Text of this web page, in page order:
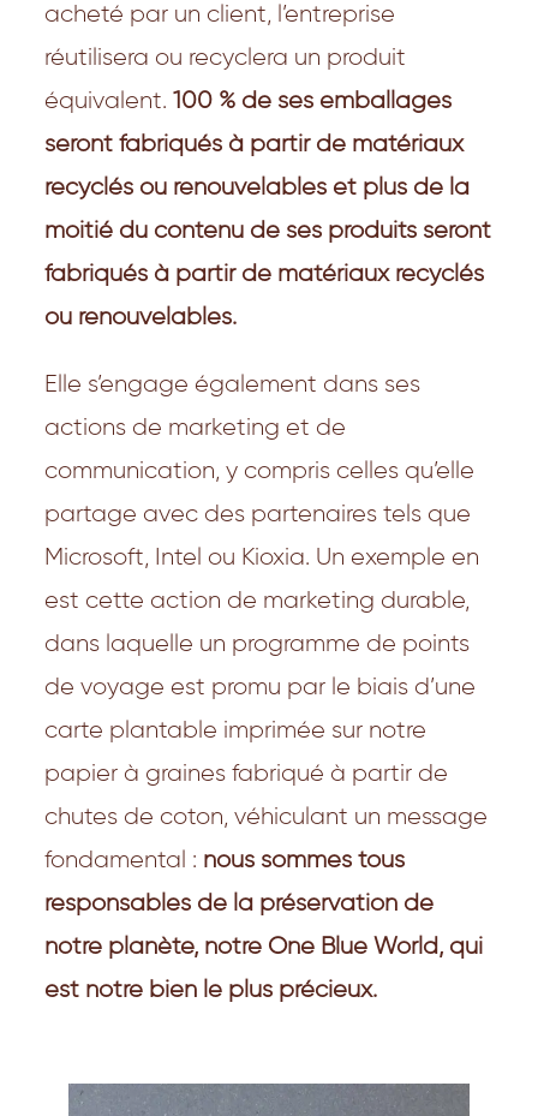
acheté par un client, l’entreprise
réutilisera ou recyclera un produit
équivalent. 100 % de ses emballages
seront fabriqués à partir de matériaux
recyclés ou renouvelables et plus de la
moitié du contenu de ses produits seront
fabriqués à partir de matériaux recyclés
ou renouvelables.
Elle s’engage également dans ses
actions de marketing et de
communication, y compris celles qu’elle
partage avec des partenaires tels que
Microsoft, Intel ou Kioxia. Un exemple en
est cette action de marketing durable,
dans laquelle un programme de points
de voyage est promu par le biais d’une
carte plantable imprimée sur notre
papier à graines fabriqué à partir de
chutes de coton, véhiculant un message
fondamental : nous sommes tous
responsables de la préservation de
notre planète, notre One Blue World, qui
est notre bien le plus précieux.